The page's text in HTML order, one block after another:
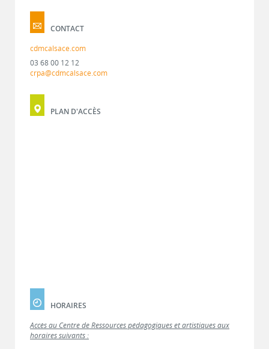
CONTACT
cdmcalsace.com
03 68 00 12 12
crpa@cdmcalsace.com
PLAN D'ACCÈS
HORAIRES
Accès au Centre de Ressources pédagogiques et artistiques aux
horaires suivants :